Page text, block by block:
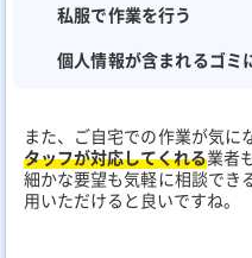
私服で作業を行う
個人情報が含まれるゴミ
また、ご自宅での作業が気に
タッフが対応してくれる業者
細かな要望も気軽に相談でき
用いただけると良いですね。